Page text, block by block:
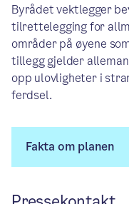
Byrådet vektlegger
tilrettelegging for
områder på øyene
tillegg gjelder
opp ulovligheter i
ferdsel.
Fakta om planen